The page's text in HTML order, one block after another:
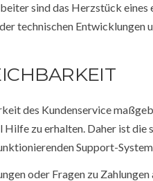
sind das Herzstück eines
technischen
des Kundenservice
Hilfe zu erhalten. Daher ist
Support-
oder Fragen zu